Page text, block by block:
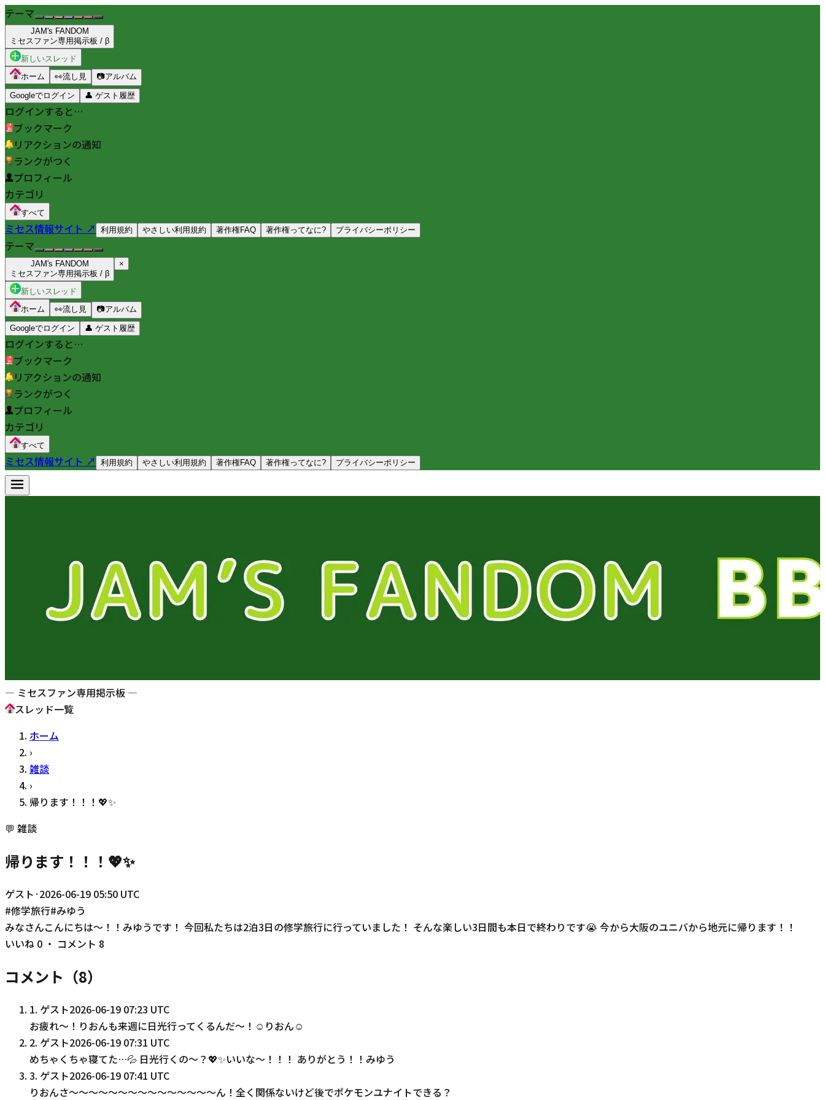
テーマ
JAM's FANDOM
ミセスファン専用掲示板 / β
新しいスレッド
ホーム
👀流し見 📷アルバム
Googleでログイン 👤 ゲスト履歴
ログインすると…
ブックマーク
リアクションの通知
ランクがつく
プロフィール
カテゴリ
すべて
ミセス情報サイト ↗ 利用規約 やさしい利用規約 著作権FAQ 著作権ってなに? プライバシーポリシー
テーマ
JAM's FANDOM
ミセスファン専用掲示板 / β
×
新しいスレッド
ホーム
👀流し見 📷アルバム
Googleでログイン 👤 ゲスト履歴
ログインすると…
ブックマーク
リアクションの通知
ランクがつく
プロフィール
カテゴリ
すべて
ミセス情報サイト ↗ 利用規約 やさしい利用規約 著作権FAQ 著作権ってなに? プライバシーポリシー
— ミセスファン専用掲示板 —
スレッド一覧
ホーム
›
雑談
›
帰ります！！！💖✨
💬 雑談
帰ります！！！💖✨
ゲスト ·2026-06-19 05:50 UTC
#修学旅行#みゆう
みなさんこんにちは〜！！みゆうです！ 今回私たちは2泊3日の修学旅行に行っていました！ そんな楽しい3日間も本日で終わりです😭 今から大阪のユニバから地元に帰ります！！
いいね 0 ・ コメント 8
コメント（8）
1. ゲスト2026-06-19 07:23 UTC
お疲れ〜！りおんも来週に日光行ってくるんだ〜！☺りおん☺
2. ゲスト2026-06-19 07:31 UTC
めちゃくちゃ寝てた…💦 日光行くの〜？💖✨いいな〜！！！ ありがとう！！みゆう
3. ゲスト2026-06-19 07:41 UTC
りおんさ〜〜〜〜〜〜〜〜〜〜〜〜〜〜〜ん！全く関係ないけど後でポケモンユナイトできる？